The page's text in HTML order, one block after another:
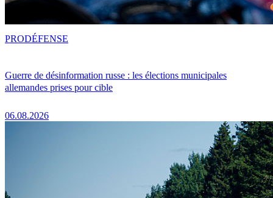
Guerre de désinformation russe : les élections municipales
allemandes prises pour cible
06.08.2026
PRODÉFENSE